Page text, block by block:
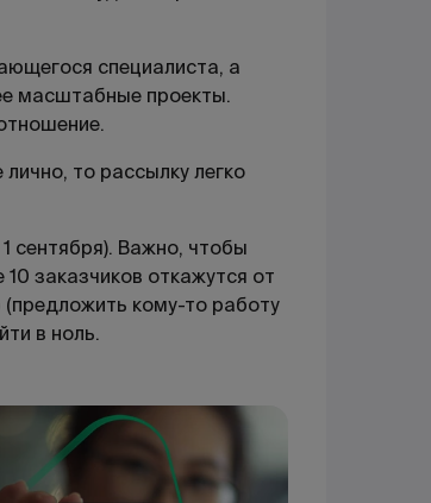
специалиста, а
масштабные проекты.
то рассылку легко
сентября). Важно, чтобы
заказчиков откажутся от
(предложить кому-то работу
в ноль.